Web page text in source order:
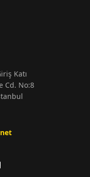
Katı
Cd. No:8